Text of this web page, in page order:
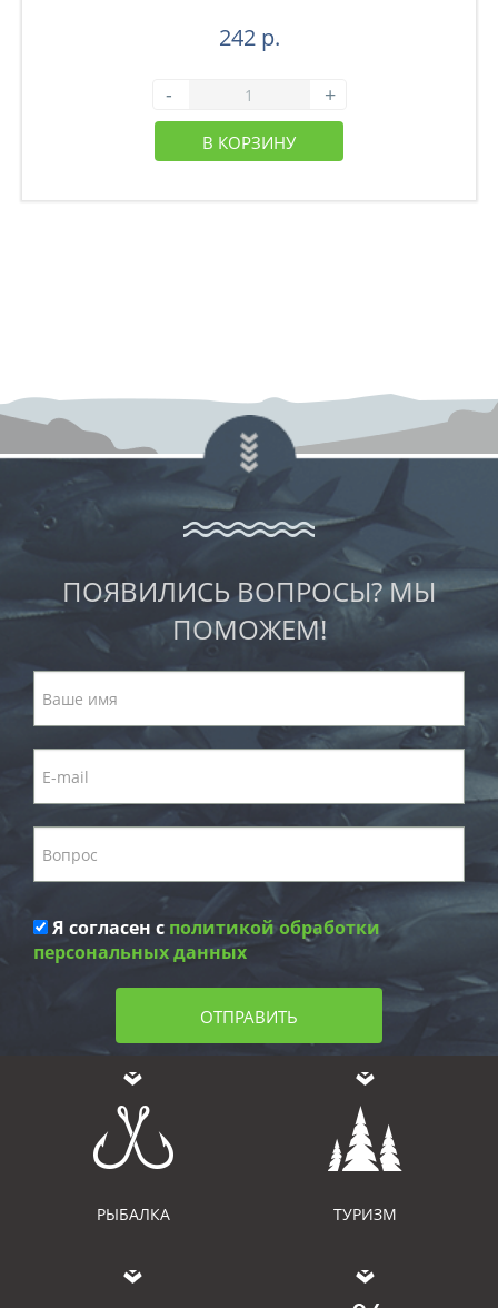
242 р.
- +
В КОРЗИНУ
ПОЯВИЛИСЬ ВОПРОСЫ? МЫ
ПОМОЖЕМ!
Я согласен с политикой обработки
персональных данных
ОТПРАВИТЬ
РЫБАЛКА ТУРИЗМ